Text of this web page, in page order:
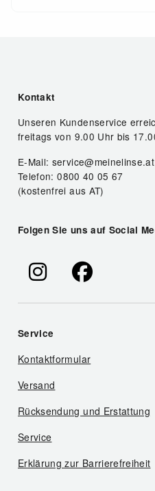
Kontakt
Unseren Kundenservice
freitags von 9.00 Uhr bis
E-Mail: service@meinelinse.at
Telefon: 0800 40 05 67
(kostenfrei aus AT)
Folgen Sie uns auf Social
Service
Kontaktformular
Versand
Rücksendung und Erstattung
Service
Erklärung zur Barrierefreiheit